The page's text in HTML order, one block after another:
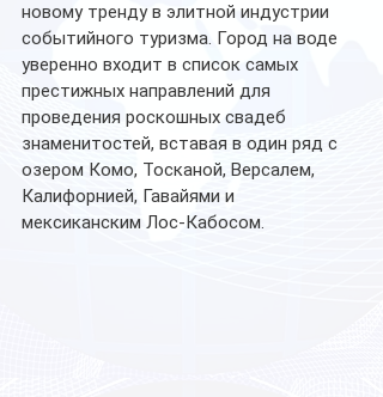
новому тренду в элитной индустрии
событийного туризма. Город на воде
уверенно входит в список самых
престижных направлений для
проведения роскошных свадеб
знаменитостей, вставая в один ряд с
озером Комо, Тосканой, Версалем,
Калифорнией, Гавайями и
мексиканским Лос-Кабосом.